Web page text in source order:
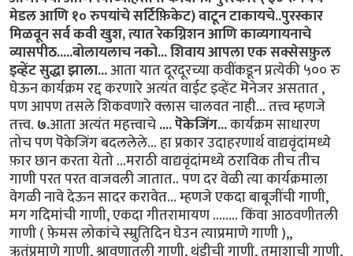
मेडल आणि १० रुपयांचे सर्टिफ़िकेट) वाटून टाकायचे..पुरस्कार
मिळवून सर्व कवी खुश, त्यात रेकग्निशन आणि काव्यगायनाचे
व्यासपीठ.....बोलायलाच नको... शिवाय आपला एक सक्सेसफ़ुल
इव्हेंट सुद्धा झाला...आता यात दूरदूरच्या कवींकडून प्रत्येकी ५०० रु
घेऊन कार्यक्रम रद्द करणारे अत्यंत वाईट इव्हेंट मॆनेजर असतात ,
पण आपण तसले शिकवणारे क्लास चालवत नाही... तत्त्व म्हणजे
तत्त्व.७.आता अत्यंत महत्त्वाचे.... पॆकेजिंग...कार्यक्रम साधारण
तोच पण पॆकेजिंग बदललेले... हा प्रकार उदाहरणार्थ वाद्यवृंदांमध्ये
फ़ार छान करता येतो ...मराठी वाद्यवृंदांमध्ये ठराविक तीच तीच
गाणी परत परत वाजवली जातात.. पण दर वेळी त्या कार्यक्रमाला
वेगळी नावे देऊन सादर करावेत... म्हणजे एकदा बाबूजींची गाणी,
मग गदिमांची गाणी, एकदा गीतरामायण ........ किंवा आठवणीतली
गाणी ( फ़ेमस लोकांचे स्म्रुतिदिन घेउन त्याप्रमाणे गाणी ),,